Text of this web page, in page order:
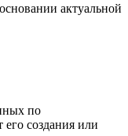
актуальной
по
создания или